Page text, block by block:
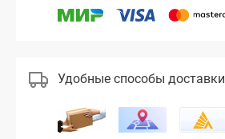
Удобные способы доставки